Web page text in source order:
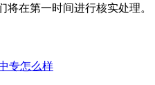
将在第一时间进行核实处理。
专怎么样